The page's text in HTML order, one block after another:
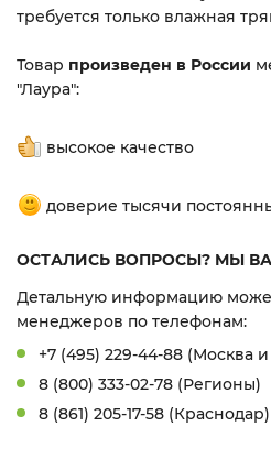
требуется только влажная
Товар произведен в России
"Лаура":
высокое качество
доверие тысячи
ОСТАЛИСЬ ВОПРОСЫ? МЫ
Детальную информацию
менеджеров по телефонам:
+7 (495) 229-44-88 (Москва
8 (800) 333-02-78 (Регионы)
8 (861) 205-17-58 (Краснодар)